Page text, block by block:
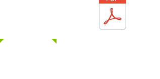
الهيدروليكية.
ARACO SP 451 له تأثير
تشتيت قوي مع العناصر